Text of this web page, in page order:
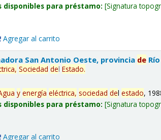
disponibles para préstamo: Signatura
Agregar al carrito
San Antonio Oeste, provincia de
Sociedad delEstado.
y energía eléctrica, sociedad delestado,
disponibles para préstamo: Signatura
Agregar al carrito